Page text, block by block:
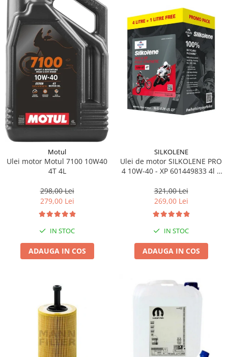
Motul
Ulei motor Motul 7100 10W40
4T 4L
298,00 Lei
279,00 Lei
IN STOC
ADAUGA IN COS
SILKOLENE
Ulei de motor SILKOLENE PRO
4 10W-40 - XP 601449833 4l +
321,00 Lei
269,00 Lei
IN STOC
ADAUGA IN COS